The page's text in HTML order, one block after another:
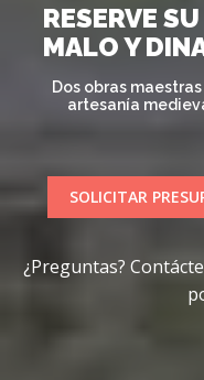
RESERVE
MALO Y
Dos obras
artesanía
SOLICITAR
¿Preguntas?